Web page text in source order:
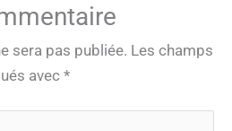
sera pas publiée. Les champs
avec *